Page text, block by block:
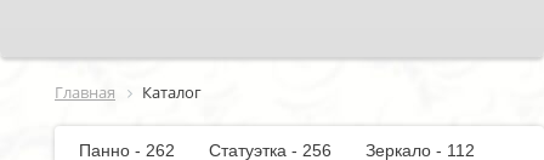
Главная Каталог
Панно - 262 Статуэтка - 256
Зеркало - 112